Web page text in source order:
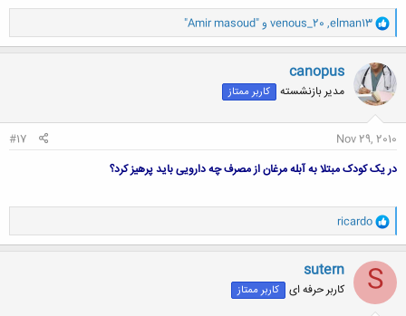
و
ا
ک
ن
ش
ه
ا
elman13
,
venous_20 و"Amir masoud"
canopus
مدیر بازنشسته کاربر ممتاز
Nov 29, 2010
#17
در يک كودک مبتلا به آبله مرغان از مصرف چه دارويی باید پرهيز كرد؟
و
ا
ک
ن
ش
ه
ا
ricardo
S
sutern
کاربر حرفه ای کاربر ممتاز